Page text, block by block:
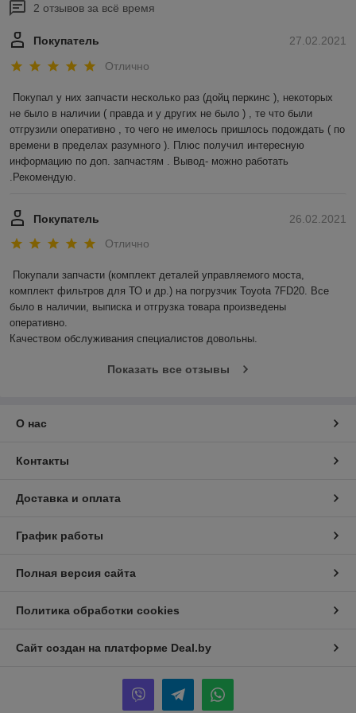
2 отзывов за всё время
27.02.2021
Покупатель
Отлично
Покупал у них запчасти несколько раз (дойц перкинс ), некоторых
не было в наличии ( правда и у других не было ) , те что были
отгрузили оперативно , то чего не имелось пришлось подождать ( по
времени в пределах разумного ). Плюс получил интересную
информацию по доп. запчастям . Вывод- можно работать
.Рекомендую.
26.02.2021
Покупатель
Отлично
Покупали запчасти (комплект деталей управляемого моста,
комплект фильтров для ТО и др.) на погрузчик Toyota 7FD20. Все
было в наличии, выписка и отгрузка товара произведены
оперативно.
Качеством обслуживания специалистов довольны.
Показать все отзывы
О нас
Контакты
Доставка и оплата
График работы
Полная версия сайта
Политика обработки cookies
Сайт создан на платформе Deal.by